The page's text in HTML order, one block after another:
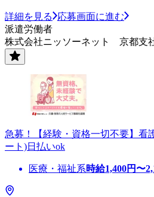
詳細を見る
応募画面に進む
派遣労働者
株式会社ニッソーネット 京都支
急募！【経験・資格一切不要】看
ート)日払いok
医療・福祉系時給1,400円〜